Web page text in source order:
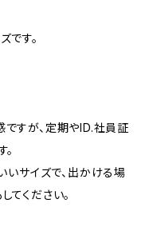
です。
すが、定期やID.社員証
いサイズで、出かける場
てください。